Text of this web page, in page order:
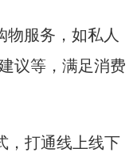
物服务，如私人
议等，满足消费
，打通线上线下